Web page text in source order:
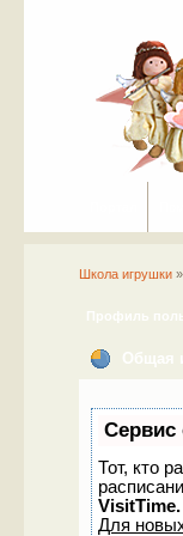
Школа игрушки»
Профиль
Общая
Сервис
Тот, кто
VisitTime.
Для